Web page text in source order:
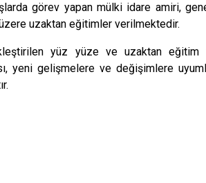
görev yapan mülki idare amiri,
uzaktan eğitimler verilmektedir.
yüz yüze ve uzaktan
yeni gelişmelere ve değişimlere